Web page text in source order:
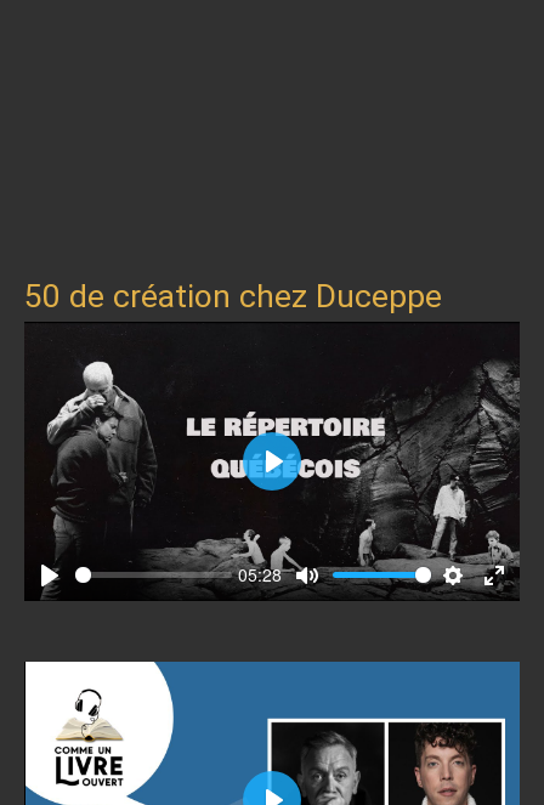
50 de création chez Duceppe
Play
05:28
Mute SettingsEnter
Play